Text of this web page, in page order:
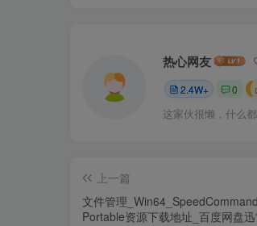
热心网友
2.4W+ 0
这家伙很懒，什么
上一篇
文件管理
Portable资源下载地址_百度网盘